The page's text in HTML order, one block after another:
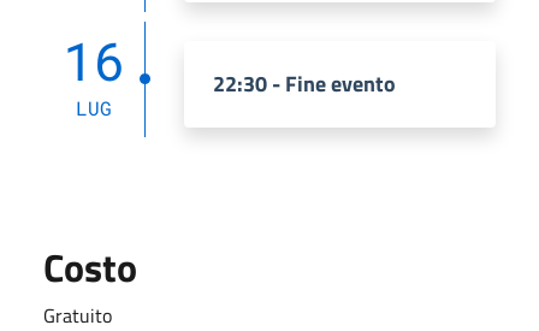
16
LUG
22:30 - Fine evento
Costo
Gratuito